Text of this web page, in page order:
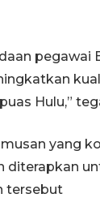
pegawai
Hulu,”
yang
diterapkan
tersebut
pangan